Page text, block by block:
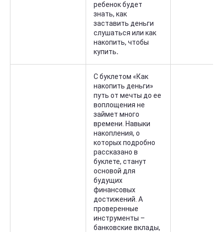
ребенок будет
знать, как
заставить деньги
слушаться или как
накопить, чтобы
купить.
С буклетом «Как
накопить деньги»
путь от мечты до ее
воплощения не
займет много
времени. Навыки
накопления, о
которых подробно
рассказано в
буклете, станут
основой для
будущих
финансовых
достижений. А
проверенные
инструменты –
банковские вклады,